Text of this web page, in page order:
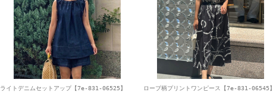
ライトデニムセットアップ【7e-831-06525】 ロープ柄プリントワンピース【7e-831-06545】